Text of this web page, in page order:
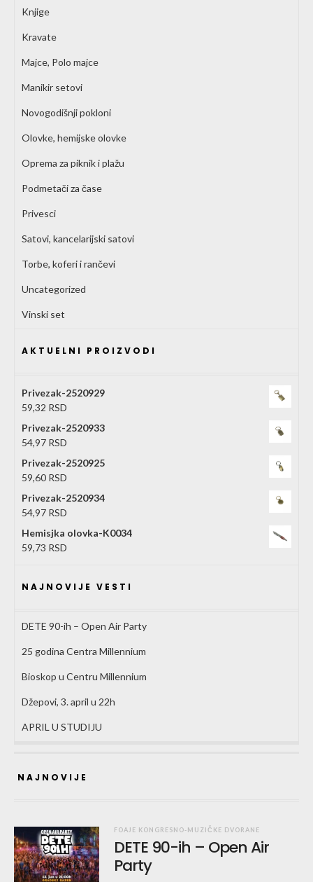
Knjige
Kravate
Majce, Polo majce
Manikir setovi
Novogodišnji pokloni
Olovke, hemijske olovke
Oprema za piknik i plažu
Podmetači za čase
Privesci
Satovi, kancelarijski satovi
Torbe, koferi i rančevi
Uncategorized
Vinski set
AKTUELNI PROIZVODI
Privezak-2520929
59,32 RSD
Privezak-2520933
54,97 RSD
Privezak-2520925
59,60 RSD
Privezak-2520934
54,97 RSD
Hemisjka olovka-K0034
59,73 RSD
NAJNOVIJE VESTI
DETE 90-ih – Open Air Party
25 godina Centra Millennium
Bioskop u Centru Millennium
Džepovi, 3. april u 22h
APRIL U STUDIJU
NAJNOVIJE
FOAJE KONGRESNO-MUZIČKE DVORANE
DETE 90-ih – Open Air
Party